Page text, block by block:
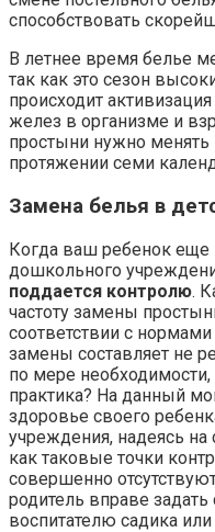
способствовать
В летнее время белье
так как это сезон
происходит
желез в организме и
простыни нужно
протяжении семи
Замена белья в
Когда ваш ребенок еще
дошкольного
поддается контролю.
частоту замены
соответствии с нормами
замены составляет не
по мере
практика? На данный
здоровье своего
учреждения, надеясь
как таковые точки
совершенно
родитель вправе
воспитателю садика или